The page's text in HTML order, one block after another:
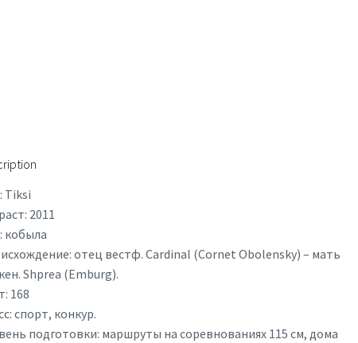
Tiksi
2011
кобыла
отец вестф. Cardinal (Cornet Obolensky) – мать
Shprea (Emburg).
168
спорт, конкур.
подготовки: маршруты на соревнованиях 115 см, дома